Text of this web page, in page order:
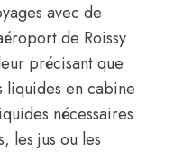
avec de
de Roissy
précisant que
en cabine
nécessaires
les jus ou les